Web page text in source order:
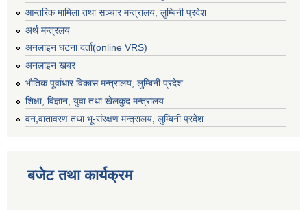
आन्तरिक मामिला तथा सञ्चार मन्त्रालय, लुम्बिनी प्रदेश
अर्थ मन्त्रलय
अनलाइन घटना दर्ता(online VRS)
अनलाइन खबर
भौतिक पूर्वाधार विकास मन्त्रालय, लुम्बिनी प्रदेश
शिक्षा, विज्ञान, युवा तथा खेलकुद मन्‍‍त्रालय
वन,वातावरण तथा भू-संरक्षण मन्त्रालय, लुम्बिनी प्रदेश
बजेट तथा कार्यक्रम